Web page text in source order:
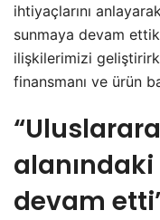
ihtiyaçlarını
sunmaya devam
ilişkilerimizi
finansmanı ve ürün
alanındaki
devam